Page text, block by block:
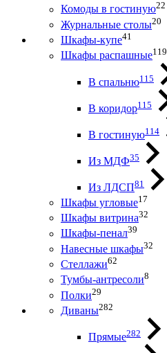
Комоды в гостиную22
Журнальные столы20
Шкафы-купе41
Шкафы распашные119
В спальню115
В коридор115
В гостиную114
Из МДФ35
Из ЛДСП81
Шкафы угловые17
Шкафы витрина32
Шкафы-пенал39
Навесные шкафы32
Стеллажи62
Тумбы-антресоли8
Полки29
Диваны282
Прямые282